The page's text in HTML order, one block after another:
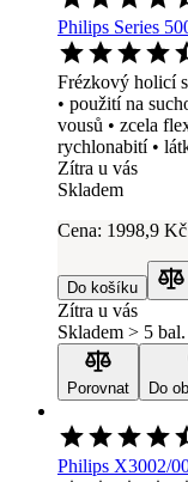
Philips Series
Frézkový holicí
• použití na
vousů • zcela
rychlonabití •
Zítra u vás
Skladem
Cena: 1998,9 Kč
Do košíku
Zítra u vás
Skladem > 5 bal.
Porovnat Do
Philips X3002/